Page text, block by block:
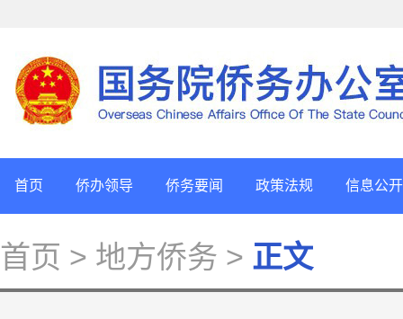
首页 侨办领导 侨务要闻 政策法规 信息公开
首页 > 地方侨务 > 正文